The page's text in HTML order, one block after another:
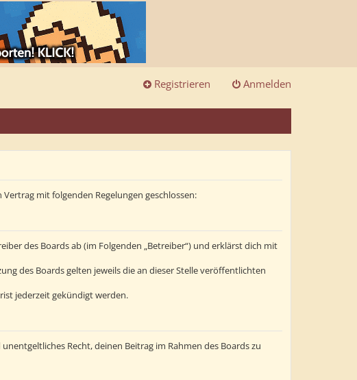
Anmelden
Registrieren
mit folgenden Regelungen geschlossen:
des Boards ab (im Folgenden „Betreiber“) und erklärst dich mit
des Boards gelten jeweils die an dieser Stelle veröffentlichten
jederzeit gekündigt werden.
Recht, deinen Beitrag im Rahmen des Boards zu